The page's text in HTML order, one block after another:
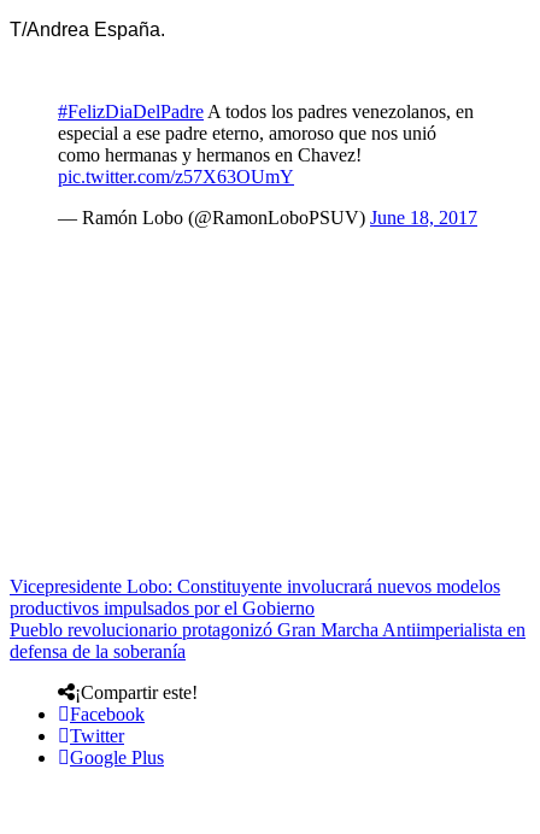
T/Andrea España.
#FelizDiaDelPadre A todos los padres venezolanos, en
especial a ese padre eterno, amoroso que nos unió
como hermanas y hermanos en Chavez!
pic.twitter.com/z57X63OUmY
— Ramón Lobo (@RamonLoboPSUV) June 18, 2017
Vicepresidente Lobo: Constituyente involucrará nuevos modelos
productivos impulsados por el Gobierno
Pueblo revolucionario protagonizó Gran Marcha Antiimperialista en
defensa de la soberanía
¡Compartir este!
Facebook
Twitter
Google Plus